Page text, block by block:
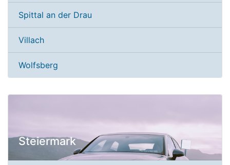
Spittal an der Drau
Villach
Wolfsberg
Steiermark